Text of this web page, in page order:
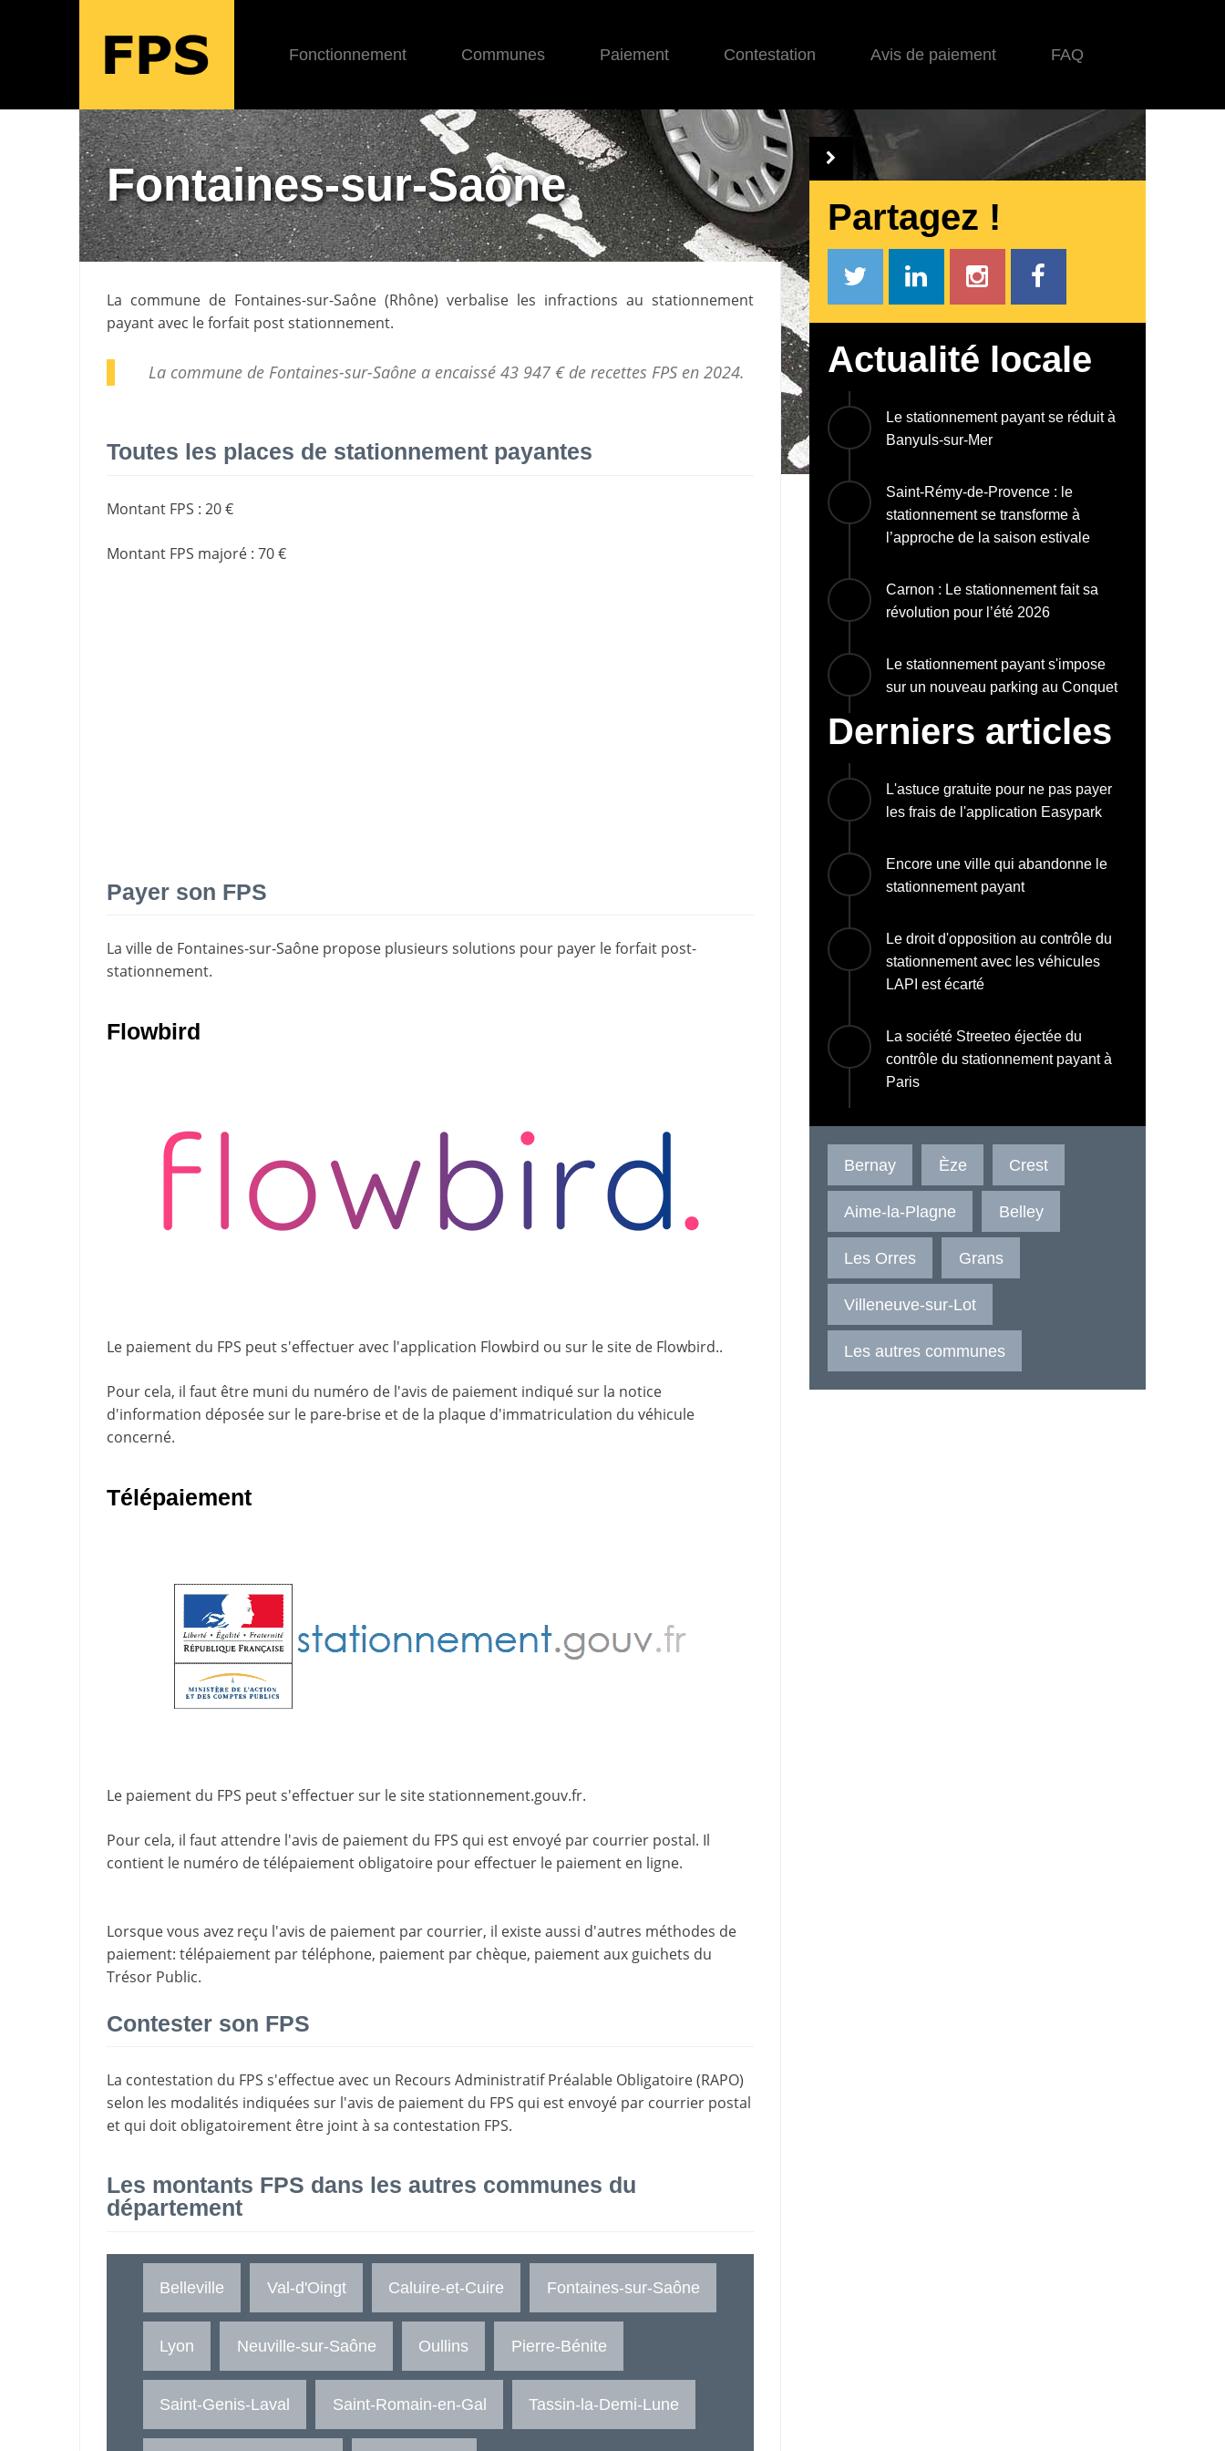
Fonctionnement Communes Paiement Contestation Avis de paiement FAQ
Fontaines-sur-Saône
La commune de Fontaines-sur-Saône(Rhône) verbalise les infractions au stationnement
payant avec le forfait post stationnement.
La commune de Fontaines-sur-Saône a encaissé 43 947 € de recettes FPSen 2024.
Toutes les places de stationnement payantes
Montant FPS : 20 €
Montant FPS majoré : 70 €
Payer son FPS
La ville de Fontaines-sur-Saône propose plusieurs solutions pour payer le forfait post-
stationnement.
Flowbird
Le paiement du FPS peut s'effectuer avec l'application Flowbird ou sur le site de Flowbird..
Pour cela, il faut être muni du numéro de l'avis de paiement indiqué sur la notice
d'information déposée sur le pare-brise et de la plaque d'immatriculation du véhicule
concerné.
Télépaiement
Le paiement du FPS peut s'effectuer sur le sitestationnement.gouv.fr.
Pour cela, il faut attendre l'avis de paiement du FPS qui est envoyé par courrier postal. Il
contient le numéro de télépaiement obligatoire pour effectuer le paiement en ligne.
Lorsque vous avez reçu l'avis de paiement par courrier, il existe aussi d'autres méthodes de
paiement: télépaiement par téléphone, paiement par chèque, paiement aux guichets du
Trésor Public.
Contester son FPS
La contestation du FPS s'effectue avec un Recours Administratif Préalable Obligatoire (RAPO)
selon les modalités indiquées sur l'avis de paiement du FPS qui est envoyé par courrier postal
et qui doit obligatoirement être joint à sa contestation FPS.
Les montants FPS dans les autres communes du
département
Belleville Val-d'Oingt Caluire-et-Cuire Fontaines-sur-Saône
Lyon Neuville-sur-Saône Oullins Pierre-Bénite
Saint-Genis-Laval Saint-Romain-en-Gal Tassin-la-Demi-Lune
Partagez !
Actualité locale
Le stationnement payant se réduit à
Banyuls-sur-Mer
Saint-Rémy-de-Provence : le
stationnement se transforme à
l’approche de la saison estivale
Carnon : Le stationnement fait sa
révolution pour l’été 2026
Le stationnement payant s'impose
sur un nouveau parking au Conquet
Derniers articles
L'astuce gratuite pour ne pas payer
les frais de l'application Easypark
Encore une ville qui abandonne le
stationnement payant
Le droit d'opposition au contrôle du
stationnement avec les véhicules
LAPI est écarté
La société Streeteo éjectée du
contrôle du stationnement payant à
Paris
Bernay Èze Crest
Aime-la-Plagne Belley
Les Orres Grans
Villeneuve-sur-Lot
Les autres communes